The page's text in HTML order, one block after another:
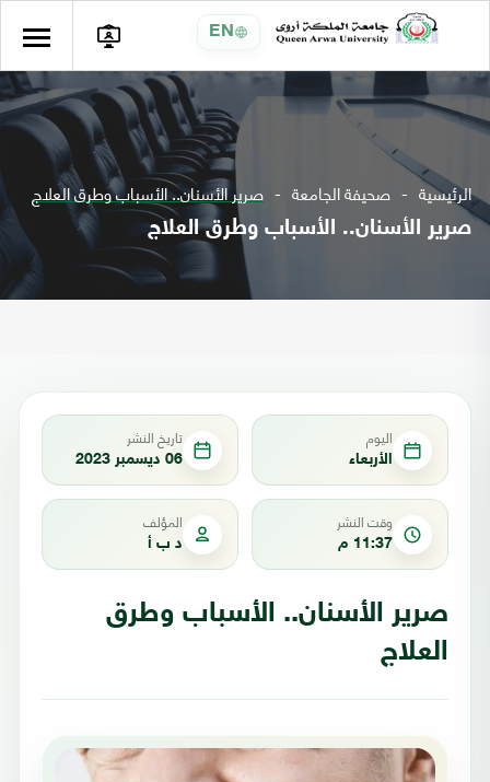
EN
الرئيسية صحيفة الجامعة صرير الأسنان.. الأسباب وطرق العلاج
صرير الأسنان.. الأسباب وطرق العلاج
اليوم
الأربعاء
تاريخ النشر
06 ديسمبر 2023
وقت النشر
11:37 م
المؤلف
د ب أ
صرير الأسنان.. الأسباب وطرق
العلاج